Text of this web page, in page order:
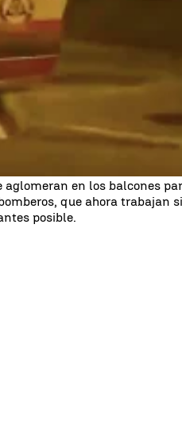
salieron a sus balcones
todos los pacientes que se
en su cuenta de Twitter
y donde ellos responde
a los vecinos,
que es
el Gobierno y que mínimo
aglomeran en los balcones
que ahora trabajan
posible.